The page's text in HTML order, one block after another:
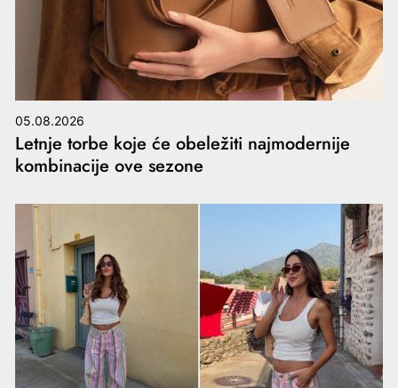
05.08.2026
Letnje torbe koje će obeležiti najmodernije
kombinacije ove sezone